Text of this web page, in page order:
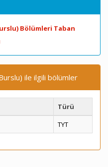
Bölümleri Taban
ile ilgili bölümler
Türü
TYT